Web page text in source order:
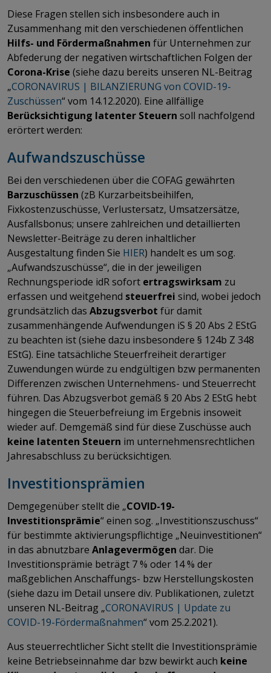
Diese Fragen stellen sich insbesondere auch in
Zusammenhang mit den verschiedenen öffentlichen
Hilfs- und Fördermaßnahmen für Unternehmen zur
Abfederung der negativen wirtschaftlichen Folgen der
Corona-Krise (siehe dazu bereits unseren NL-Beitrag
„CORONAVIRUS | BILANZIERUNG von COVID-19-
Zuschüssen“ vom 14.12.2020). Eine allfällige
Berücksichtigung latenter Steuern soll nachfolgend
erörtert werden:
Aufwandszuschüsse
Bei den verschiedenen über die COFAG gewährten
Barzuschüssen (zB Kurzarbeitsbeihilfen,
Fixkostenzuschüsse, Verlustersatz, Umsatzersätze,
Ausfallsbonus; unsere zahlreichen und detaillierten
Newsletter-Beiträge zu deren inhaltlicher
Ausgestaltung finden Sie HIER) handelt es um sog.
„Aufwandszuschüsse“, die in der jeweiligen
Rechnungsperiode idR sofort ertragswirksam zu
erfassen und weitgehend steuerfrei sind, wobei jedoch
grundsätzlich das Abzugsverbot für damit
zusammenhängende Aufwendungen iS § 20 Abs 2 EStG
zu beachten ist (siehe dazu insbesondere § 124b Z 348
EStG). Eine tatsächliche Steuerfreiheit derartiger
Zuwendungen würde zu endgültigen bzw permanenten
Differenzen zwischen Unternehmens- und Steuerrecht
führen. Das Abzugsverbot gemäß § 20 Abs 2 EStG hebt
hingegen die Steuerbefreiung im Ergebnis insoweit
wieder auf. Demgemäß sind für diese Zuschüsse auch
keine latenten Steuern im unternehmensrechtlichen
Jahresabschluss zu berücksichtigen.
Investitionsprämien
Demgegenüber stellt die „COVID-19-
Investitionsprämie“ einen sog. „Investitionszuschuss“
für bestimmte aktivierungspflichtige „Neuinvestitionen“
in das abnutzbare Anlagevermögen dar. Die
Investitionsprämie beträgt 7 % oder 14 % der
maßgeblichen Anschaffungs- bzw Herstellungskosten
(siehe dazu im Detail unsere div. Publikationen, zuletzt
unseren NL-Beitrag „CORONAVIRUS | Update zu
COVID-19-Fördermaßnahmen“ vom 25.2.2021).
Aus steuerrechtlicher Sicht stellt die Investitionsprämie
keine Betriebseinnahme dar bzw bewirkt auch keine